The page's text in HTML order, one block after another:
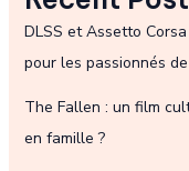
DLSS et Assetto
pour les passionnés
The Fallen : un film
en famille ?